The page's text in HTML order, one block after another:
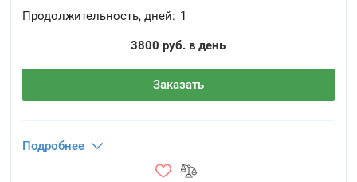
Продолжительность, дней: 1
3800 руб. в день
Заказать
Подробнее